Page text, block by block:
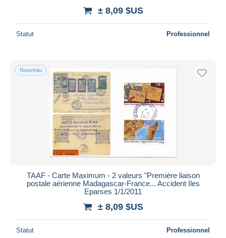
± 8,09 $US
Statut Professionnel
Nouveau
TAAF - Carte Maximum - 2 valeurs "Première liaison
postale aérienne Madagascar-France... Accident Iles
Eparses 1/1/2011
± 8,09 $US
Statut Professionnel